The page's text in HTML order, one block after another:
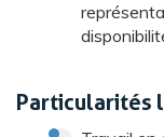
Particularités